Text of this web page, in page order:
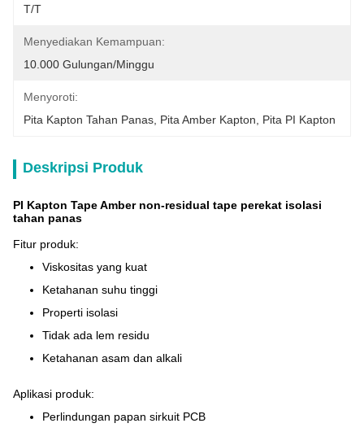
T/T
Menyediakan Kemampuan:
10.000 Gulungan/minggu
Menyoroti:
Pita Kapton Tahan Panas Pita Amber Kapton Pita PI Kapton
Deskripsi Produk
PI Kapton Tape Amber non-residual tape perekat isolasi
tahan panas
Fitur produk:
Viskositas yang kuat
Ketahanan suhu tinggi
Properti isolasi
Tidak ada lem residu
Ketahanan asam dan alkali
Aplikasi produk:
Perlindungan papan sirkuit PCB